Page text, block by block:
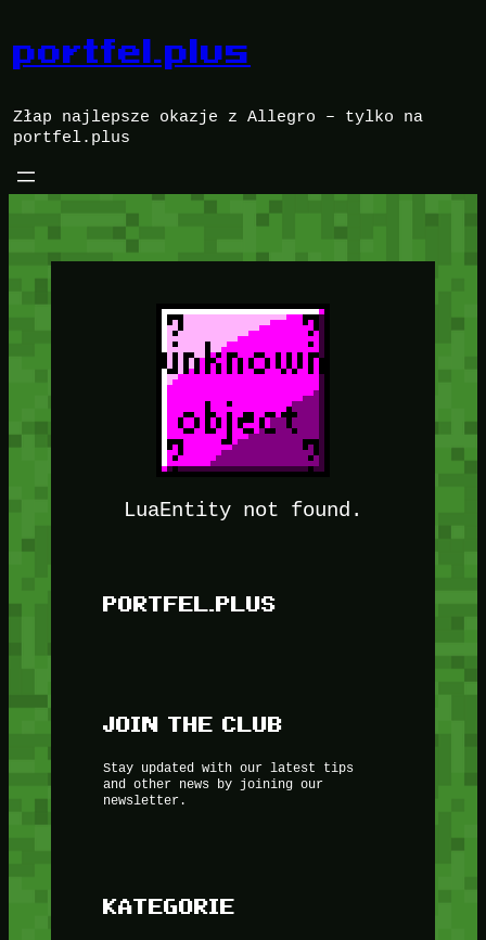
treści
portfel.plus
Złap najlepsze okazje z Allegro – tylko na
portfel.plus
LuaEntity not found.
PORTFEL.PLUS
JOIN THE CLUB
Stay updated with our latest tips
and other news by joining our
newsletter.
KATEGORIE